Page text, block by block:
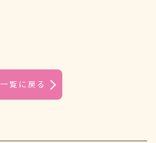
一覧に戻る